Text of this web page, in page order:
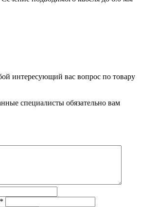
интересующий вас вопрос по товару
специалисты обязательно вам
*